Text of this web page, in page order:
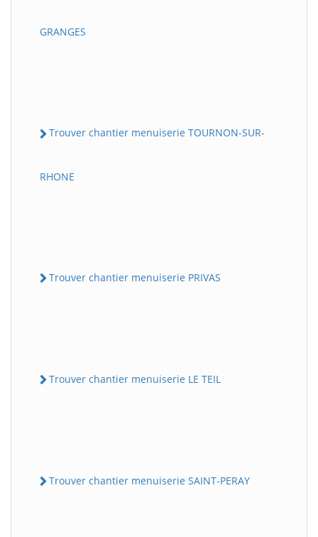
GRANGES
Trouver chantier menuiserie TOURNON-SUR-
RHONE
Trouver chantier menuiserie PRIVAS
Trouver chantier menuiserie LE TEIL
Trouver chantier menuiserie SAINT-PERAY